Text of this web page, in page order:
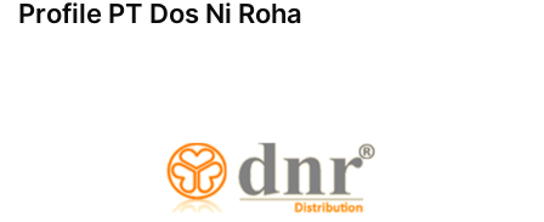
Profile PT Dos Ni Roha